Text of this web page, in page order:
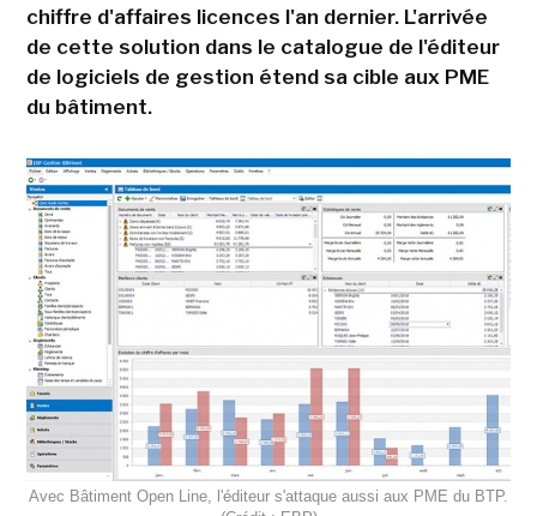
chiffre d'affaires licences l'an dernier. L'arrivée
de cette solution dans le catalogue de l'éditeur
de logiciels de gestion étend sa cible aux PME
du bâtiment.
Avec Bâtiment Open Line, l'éditeur s'attaque aussi aux PME du BTP.